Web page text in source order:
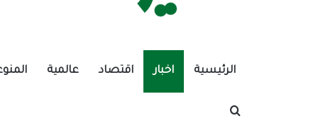
الرئيسية اخبار اقتصاد عالمية
بحث عن